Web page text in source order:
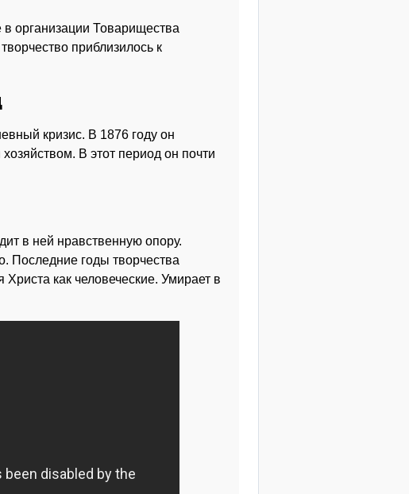
организации Товарищества
приблизилось к
кризис. В 1876 году он
В этот период он почти
в ней нравственную опору.
Последние годы творчества
как человеческие. Умирает в